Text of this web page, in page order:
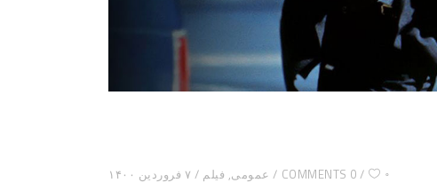
۷ فروردین ۱۴۰۰ عمومی, فیلم 0 COMMENTS ۰